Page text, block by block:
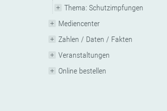
Thema: Schutzimpfungen
Mediencenter
Zahlen / Daten / Fakten
Veranstaltungen
Online bestellen